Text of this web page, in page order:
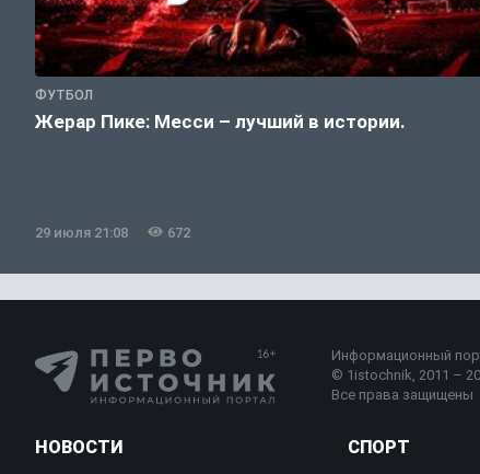
ФУТБОЛ
Жерар Пике: Месси – лучший в истории.
29 июля 21:08 672
Информационный
© 1istochnik, 2011 –
Все права защищены
НОВОСТИ СПОРТ